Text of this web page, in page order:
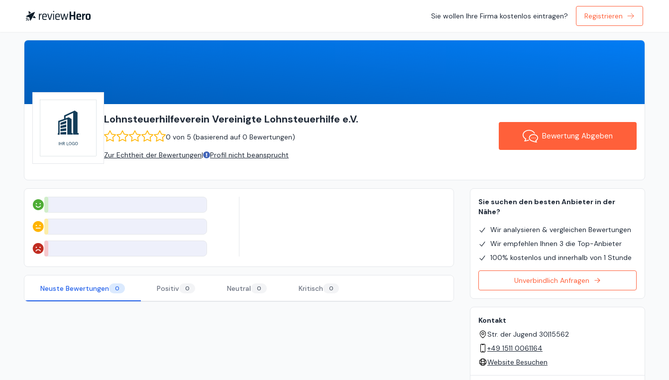
Sie wollen Ihre Firma kostenlos eintragen? Registrieren
Lohnsteuerhilfeverein Vereinigte Lohnsteuerhilfe e.V.
0 von 5 (basierend auf 0 Bewertungen)
Zur Echtheit der Bewertungen| Profil nicht beansprucht
Bewertung Abgeben
Positiv
Neutral
Negativ
Neuste Bewertungen 0 Positiv 0 Neutral 0 Kritisch 0
Sie suchen den besten Anbieter in der
Nähe?
Wir analysieren & vergleichen Bewertungen
Wir empfehlen Ihnen 3 die Top-Anbieter
100% kostenlos und innerhalb von 1 Stunde
Unverbindlich Anfragen
Kontakt
Str. der Jugend 30|15562
+49 1511 0061164
Website Besuchen